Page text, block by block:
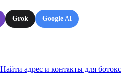
Grok Google AI
Найти адрес и контакты для ботокс